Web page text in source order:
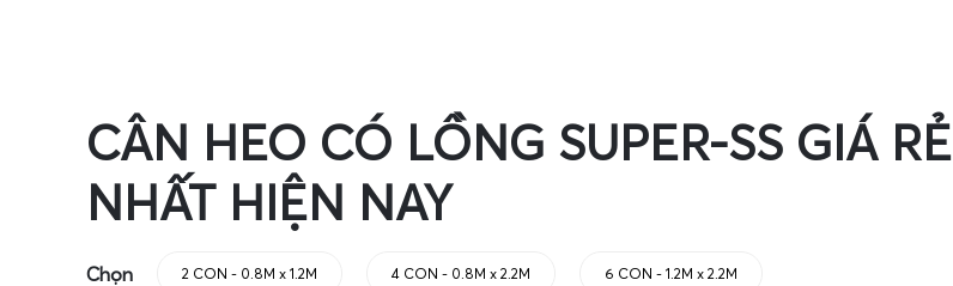
CÂN HEO CÓ LỒNG SUPER-SS GIÁ RẺ
NHẤT HIỆN NAY
Chọn 2 CON - 0.8M x 1.2M 4 CON - 0.8M x 2.2M 6 CON - 1.2M x 2.2M